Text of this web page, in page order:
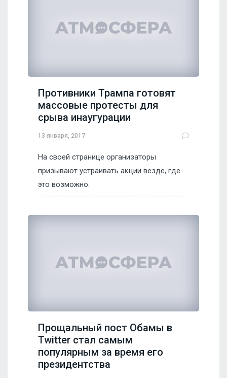
Противники Трампа готовят
массовые протесты для
срыва инаугурации
13 января, 2017
​На своей странице организаторы
призывают устраивать акции везде, где
это возможно.
Прощальный пост Обамы в
Twitter стал самым
популярным за время его
президентства